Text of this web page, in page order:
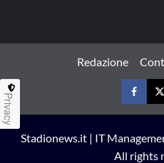
Redazione
Stadionews.it | IT
All rights
Privacy